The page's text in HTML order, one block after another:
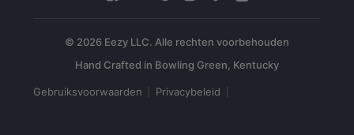
© 2026 Eezy LLC. Alle rechten voorbehouden
Gebruiksvoorwaarden Privacybeleid